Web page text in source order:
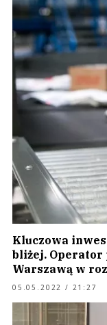
Kluczowa
bliżej. Operator
Warszawą w
05.05.2022 / 21:27